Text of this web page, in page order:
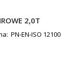
2,0T
PN-EN-ISO 12100